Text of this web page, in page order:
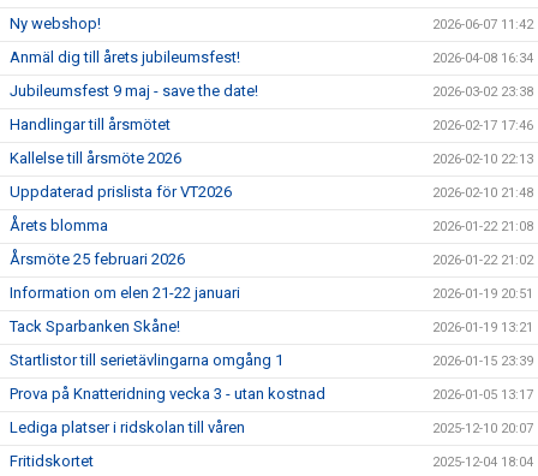
Ny webshop! 2026-06-07 11:42
Anmäl dig till årets jubileumsfest! 2026-04-08 16:34
Jubileumsfest 9 maj - save the date! 2026-03-02 23:38
Handlingar till årsmötet 2026-02-17 17:46
Kallelse till årsmöte 2026 2026-02-10 22:13
Uppdaterad prislista för VT2026 2026-02-10 21:48
Årets blomma 2026-01-22 21:08
Årsmöte 25 februari 2026 2026-01-22 21:02
Information om elen 21-22 januari 2026-01-19 20:51
Tack Sparbanken Skåne! 2026-01-19 13:21
Startlistor till serietävlingarna omgång 1 2026-01-15 23:39
Prova på Knatteridning vecka 3 - utan kostnad 2026-01-05 13:17
Lediga platser i ridskolan till våren 2025-12-10 20:07
Fritidskortet 2025-12-04 18:04